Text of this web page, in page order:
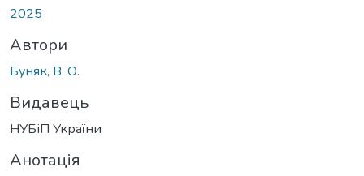
2025
Автори
Буняк, В. О.
Видавець
НУБіП України
Анотація